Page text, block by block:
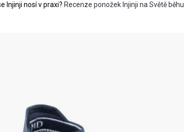
Injinji nosí v praxi? Recenze ponožek Injinji na Světě běhu